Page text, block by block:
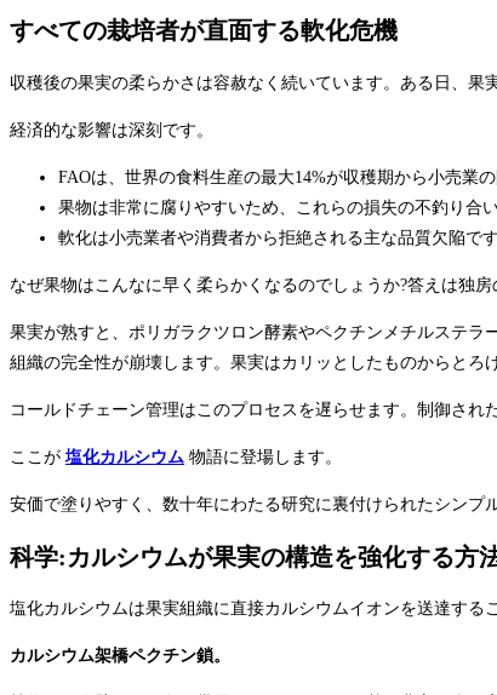
すべての栽培者が直面する軟化危機
収穫後の果実の柔らかさは容赦なく続いています。ある日、
経済的な影響は深刻です。
FAOは、世界の食料生産の最大14%が収穫期から小売業
果物は非常に腐りやすいため、これらの損失の不釣り合
軟化は小売業者や消費者から拒絶される主な品質欠陥です
なぜ果物はこんなに早く柔らかくなるのでしょうか?答えは独房
果実が熟すと、ポリガラクツロン酵素やペクチンメチルステ
組織の完全性が崩壊します。果実はカリッとしたものからとろ
コールドチェーン管理はこのプロセスを遅らせます。制御さ
ここが 塩化カルシウム 物語に登場します。
安価で塗りやすく、数十年にわたる研究に裏付けられたシン
科学:カルシウムが果実の構造を強化する方
塩化カルシウムは果実組織に直接カルシウムイオンを送達す
カルシウム架橋ペクチン鎖。